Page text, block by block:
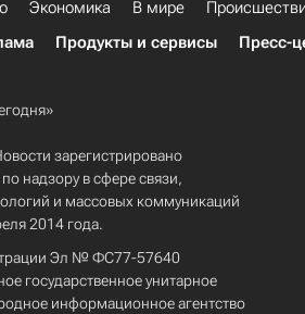
Экономика В мире
Продукты и сервисы Пресс-
зарегистрировано
надзору в сфере связи,
и массовых коммуникаций
2014 года.
Эл № ФС77-57640
государственное унитарное
информационное агентство